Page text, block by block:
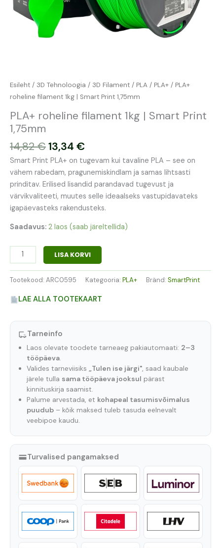
Esileht / 3D Tehnoloogia / 3D Filament / PLA / PLA+ / PLA+
roheline filament 1kg | Smart Print 1,75mm
PLA+ roheline filament 1kg | Smart Print
1,75mm
14,82€13,34 €
Smart Print PLA+ on tugevam kui tavaline PLA – see on
vähem rabedam, pragunemiskindlam ja samas lihtsasti
prinditav. Erilised lisandid parandavad tugevust ja
värvikvaliteeti, muutes selle ideaalseks vastupidavateks
igapäevasteks rakendusteks.
Saadavus: 2 laos (saab järeltellida)
LISA KORVI
Tootekood: ARC0595 Kategooria: PLA+ Bränd: SmartPrint
LAE ALLA TOOTEKAART
Tarneinfo
Laos olevate toodete tarneaeg pakiautomaati: 2–3
tööpäeva.
Valides tarneviisiks „Tulen ise järgi", saad kaubale
järele tulla sama tööpäeva jooksul pärast
kinnituskirja saamist.
Palume arvestada, et kohapeal tasumisvõimalus
puudub– kõik maksed tuleb tasuda eelnevalt
veebipoe kaudu.
Turvalised pangamaksed